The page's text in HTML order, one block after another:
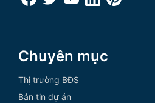
Chuyên mục
Thị trường BĐS
Bản tin dự án